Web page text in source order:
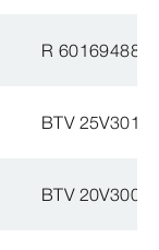
R 60169488
BTV
BTV